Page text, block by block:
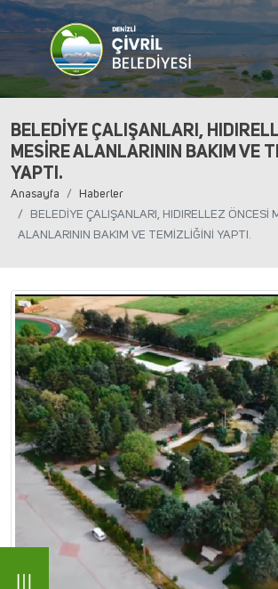
BELEDİYE ÇALIŞANLARI,
MESİRE ALANLARININ BAKIM VE
YAPTI.
Anasayfa
Haberler
BELEDİYE ÇALIŞANLARI, HIDIRELLEZ ÖNCESİ
ALANLARININ BAKIM VE TEMİZLİĞİNİ YAPTI.